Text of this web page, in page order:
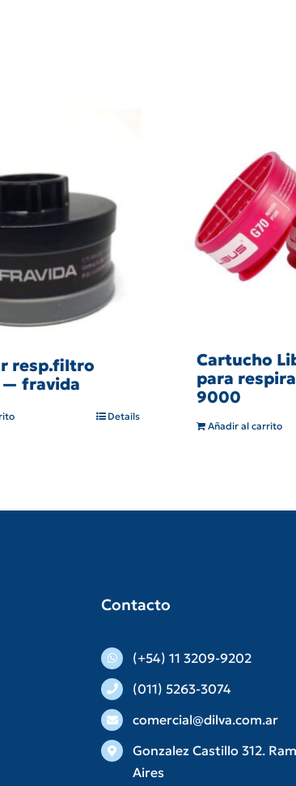
resp.filtro
fravida
Details
Cartucho
para
9000
Añadir al carrito
Contacto
(+54) 11 3209-9202
(011) 5263-3074
comercial@dilva.com.ar
Gonzalez Castillo 312.
Aires